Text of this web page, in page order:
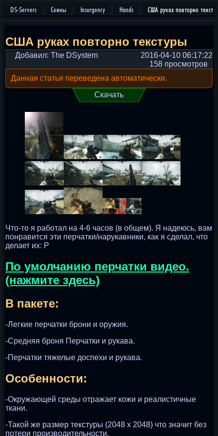
DS-Servers Скины Insurgency Hands США руках повторно
США руках повторно текстуры
Добавил: The DSystem
2016-04-10 06:17:22
158 просмотров
Данная статья переведена автоматически.
Скачать
Что-то я работал на 4-6 часов (в общем). Я надеюсь, вам
понравится эти перчатки/нарукавники, как я сделал, что
делает их: P
По умолчанию перчатки видео.
(нажмите здесь)
В пакете:
-Легкие перчатки брони и оружия.
-Средняя броня Перчатки и рукава.
-Перчатки тяжелые доспехи и рукава.
Особенности:
-Окружающей среды отражает кожи и реалистичные
ткани.
-Такой же размер текстуры (2048 x 2048) что значит без
потери производительности.